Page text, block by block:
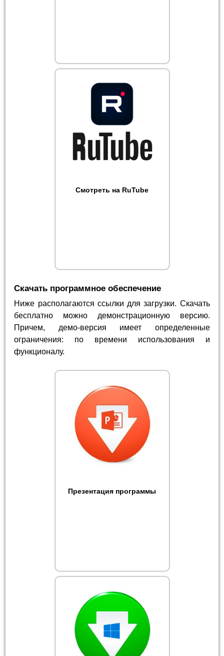
Смотреть на RuTube
Скачать программное обеспечение
Ниже располагаются ссылки для загрузки. Скачать
бесплатно можно демонстрационную версию.
Причем, демо-версия имеет определенные
ограничения: по времени использования и
функционалу.
Презентация программы